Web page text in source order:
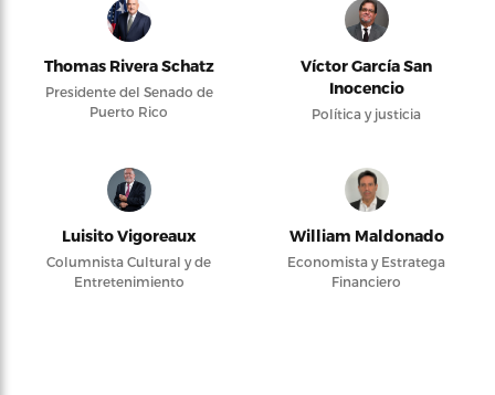
Thomas Rivera Schatz
Presidente del Senado de
Puerto Rico
Víctor García San
Inocencio
Política y justicia
Luisito Vigoreaux
Columnista Cultural y de
Entretenimiento
William Maldonado
Economista y Estratega
Financiero